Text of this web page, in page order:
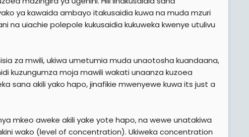
ya kawaida ambayo itakusaidia kuwa na muda mzuri
na uiachie polepole kukusaidia kukuweka kwenye utulivu
za mwili, ukiwa umetumia muda unaotosha kuandaana,
kuzungumza moja mawili wakati unaanza kuzoea
sana akili yako hapo, jinafikie mwenyewe kuwa its just a
mkeo aweke akili yake yote hapo, na wewe unatakiwa
wako (level of concentration). Ukiweka concentration